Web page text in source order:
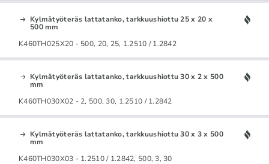
Kylmätyöteräs lattatanko, tarkkuushiottu 25 x 20 x
500 mm
K460TH025X20 - 500, 20, 25, 1.2510 / 1.2842
Kylmätyöteräs lattatanko, tarkkuushiottu 30 x 2 x 500
mm
K460TH030X02 - 2, 500, 30, 1.2510 / 1.2842
Kylmätyöteräs lattatanko, tarkkuushiottu 30 x 3 x 500
mm
K460TH030X03 - 1.2510 / 1.2842, 500, 3, 30